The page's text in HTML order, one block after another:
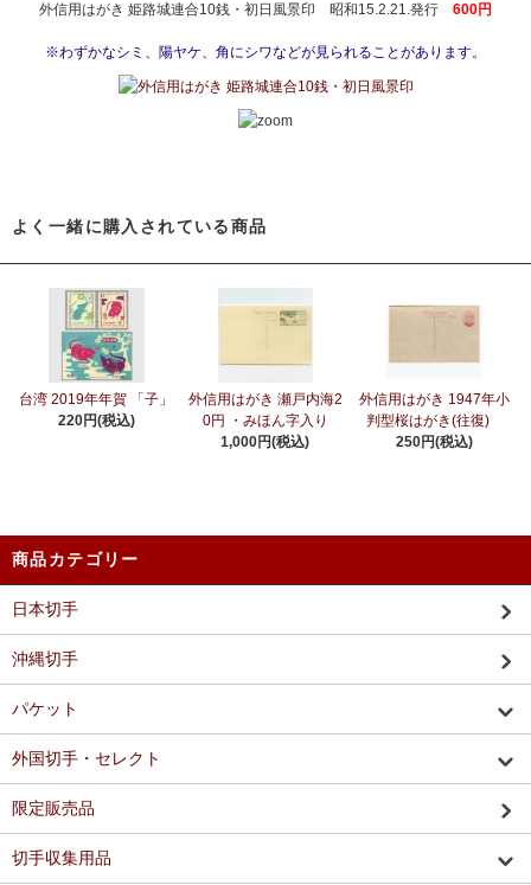
外信用はがき 姫路城連合10銭・初日風景印 昭和15.2.21.発行 600円
※わずかなシミ、陽ヤケ、角にシワなどが見られることがあります。
よく一緒に購入されている商品
台湾 2019年年賀 「子」
220円(税込)
外信用はがき 瀬戸内海2
0円 ・みほん字入り
1,000円(税込)
外信用はがき 1947年小
判型桜はがき(往復)
250円(税込)
商品カテゴリー
日本切手
沖縄切手
パケット
外国切手・セレクト
限定販売品
切手収集用品